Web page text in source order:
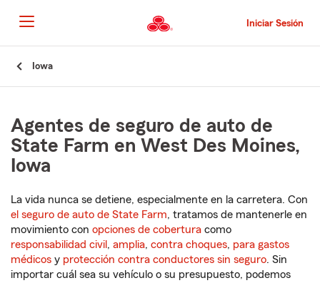
al
contenido
principal
Iniciar Sesión
Iowa
Agentes de seguro de auto de
State Farm en West Des Moines,
Iowa
La vida nunca se detiene, especialmente en la carretera. Con
el seguro de auto de State Farm, tratamos de mantenerle en
movimiento con opciones de cobertura como
responsabilidad civil , amplia, contra choques, para gastos
médicos y protección contra conductores sin seguro. Sin
importar cuál sea su vehículo o su presupuesto, podemos